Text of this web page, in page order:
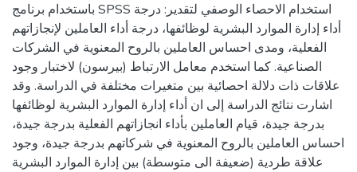
باستخدام برنامج SPSS استخدام الاحصاء الوصفي لتقدير: درجة
أداء إدارة الموارد البشرية لوظائفها، درجة أداء العاملين لإنجازاتهم
الفعلية، ومدى احساس العاملين بالروح المعنوية في الشركات
الصناعية. كما استخدم معامل الارتباط (بيرسون) لاختبار وجود
علاقات ذات دلالة احصائية بين متغيرات مختلفة في الدراسة. وقد
اشارت نتائج الدراسة إلى ان أداء إدارة الموارد البشرية لوظائفها
بدرجة جيدة، قيام العاملين بأداء انجازاتهم الفعلية بدرجة جيدة،
احساس العاملين بالروح المعنوية في شركاتهم بدرجة جيدة، وجود
علاقة طردية (ضعيفة الى متوسطة) بين إدارة الموارد البشرية